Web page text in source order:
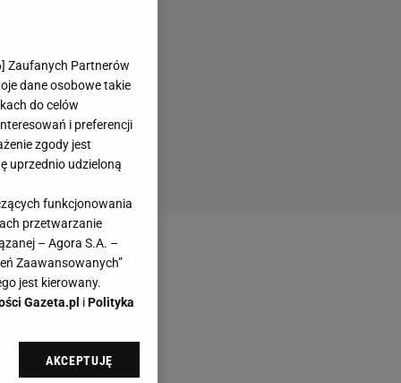
] Zaufanych Partnerów
dane osobowe takie
do celów
i preferencji
zgody jest
uprzednio udzieloną
funkcjonowania
przetwarzanie
– Agora S.A. –
Zaawansowanych”
jest kierowany.
Gazeta.pl iPolityka
sp. z o.o., jej
AKCEPTUJĘ